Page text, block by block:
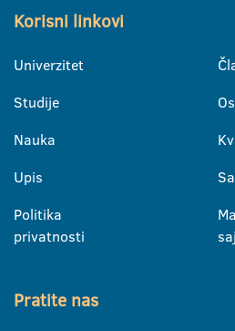
Korisni linkovi
Univerzitet
Studije
Nauka
Upis
Politika
privatnosti
Pratite nas